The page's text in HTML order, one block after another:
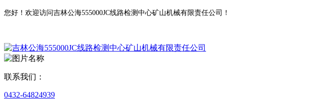
您好！欢迎访问吉林公海555000JC线路检测中心矿山机械有限责任公司！
联系我们：
0432-64824939